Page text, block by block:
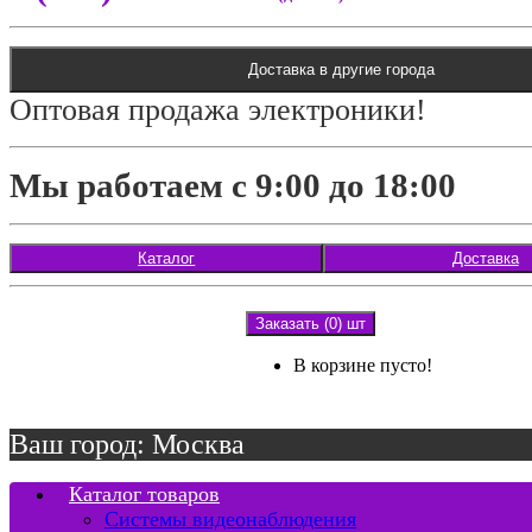
Доставка в другие города
Оптовая продажа электроники!
Мы работаем с 9:00 до 18:00
Каталог Доставка
Заказать (0) шт
В корзине пусто!
Ваш город: Москва
Каталог товаров
Системы видеонаблюдения